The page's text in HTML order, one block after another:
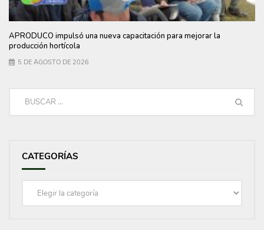
APRODUCO impulsó una nueva capacitación para mejorar la
producción hortícola
5 DE AGOSTO DE 2026
CATEGORÍAS
Categorías